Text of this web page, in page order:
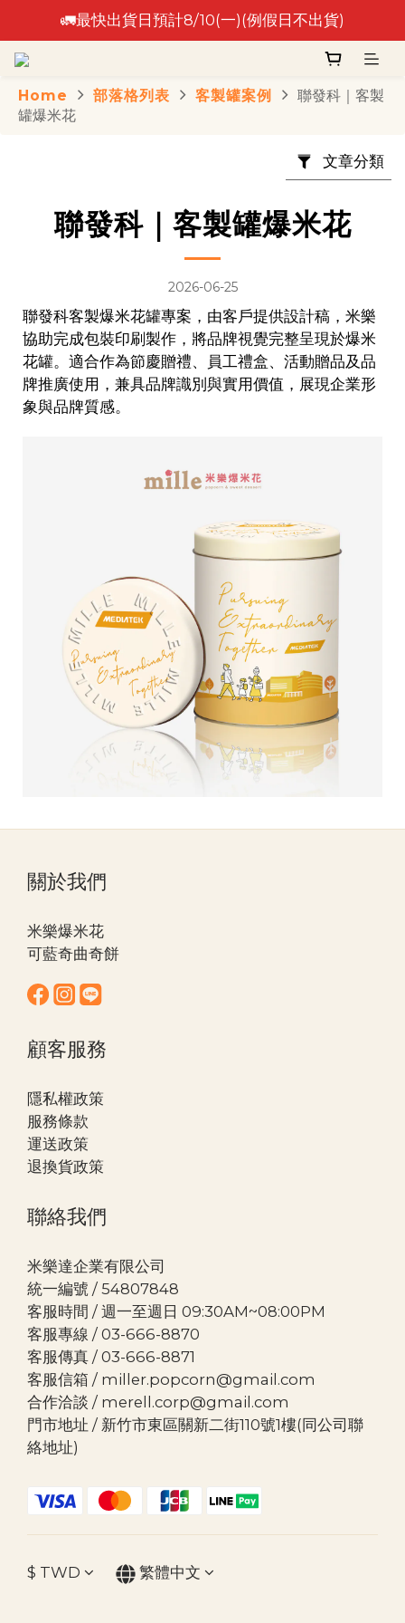
🚛最快出貨日預計8/10(一)(例假日不出貨)
🚛最快出貨日預計8/10(一)(例假日不出貨)
⚠️出貨日非到貨日，實際到貨依物流作業時間為準⚠️
🚛最快出貨日預計8/10(一)(例假日不出貨)
Home 部落格列表 客製罐案例
聯發科｜客製
罐爆米花
文章分類
聯發科｜客製罐爆米花
2026-06-25
聯發科客製爆米花罐專案，由客戶提供設計稿，米樂
協助完成包裝印刷製作，將品牌視覺完整呈現於爆米
花罐。適合作為節慶贈禮、員工禮盒、活動贈品及品
牌推廣使用，兼具品牌識別與實用價值，展現企業形
象與品牌質感。
關於我們
米樂爆米花
可藍奇曲奇餅
顧客服務
隱私權政策
服務條款
運送政策
退換貨政策
聯絡我們
米樂達企業有限公司
統一編號 / 54807848
客服時間 / 週一至週日 09:30AM~08:00PM
客服專線 / 03-666-8870
客服傳真 / 03-666-8871
客服信箱 / miller.popcorn@gmail.com
合作洽談 / merell.corp@gmail.com
門市地址 / 新竹市東區關新二街110號1樓(同公司聯
絡地址)
$ TWD 繁體中文